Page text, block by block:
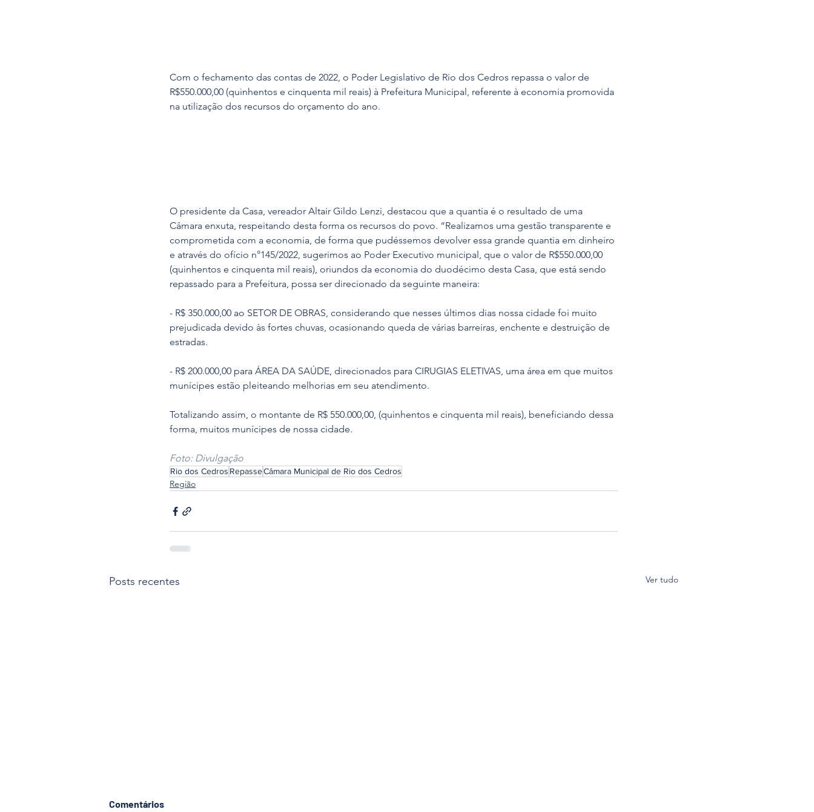
Com o fechamento das contas de 2022, o Poder Legislativo de Rio dos Cedros repassa o valor de
R$550.000,00 (quinhentos e cinquenta mil reais) à Prefeitura Municipal, referente à economia promovida
na utilização dos recursos do orçamento do ano.
O presidente da Casa, vereador Altair Gildo Lenzi, destacou que a quantia é o resultado de uma
Câmara enxuta, respeitando desta forma os recursos do povo. “Realizamos uma gestão transparente e
comprometida com a economia, de forma que pudéssemos devolver essa grande quantia em dinheiro
e através do ofício n°145/2022, sugerimos ao Poder Executivo municipal, que o valor de R$550.000,00
(quinhentos e cinquenta mil reais), oriundos da economia do duodécimo desta Casa, que está sendo
repassado para a Prefeitura, possa ser direcionado da seguinte maneira:
- R$ 350.000,00 ao SETOR DE OBRAS, considerando que nesses últimos dias nossa cidade foi muito
prejudicada devido às fortes chuvas, ocasionando queda de várias barreiras, enchente e destruição de
estradas.
- R$ 200.000,00 para ÁREA DA SAÚDE, direcionados para CIRUGIAS ELETIVAS, uma área em que muitos
munícipes estão pleiteando melhorias em seu atendimento.
Totalizando assim, o montante de R$ 550.000,00, (quinhentos e cinquenta mil reais), beneficiando dessa
forma, muitos munícipes de nossa cidade.
Foto: Divulgação
Rio dos Cedros RepasseCâmara Municipal de Rio dos Cedros
Região
Posts recentes Ver tudo
Comentários